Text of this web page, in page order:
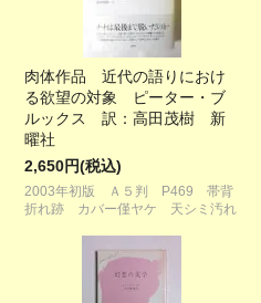
肉体作品 近代の語りにおけ
る欲望の対象 ピーター・ブ
ルックス 訳：高田茂樹 新
曜社
2,650円(税込)
2003年初版 Ａ５判 P469 帯背
折れ跡 カバー僅ヤケ 天シミ汚れ